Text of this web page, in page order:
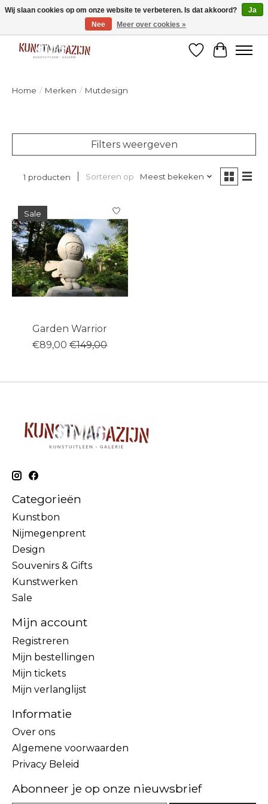
Welkom bij de designshop van Kunstmagazijn Nijmegen!
Verlanglijst
Home / Merken / Mutdesign
Filters weergeven
1 producten Sorteren op Meest bekeken
Sale
Garden Warrior
€89,00 €149,00
Categorieën
Kunstbon
Nijmegenprent
Design
Souvenirs & Gifts
Kunstwerken
Sale
Mijn account
Registreren
Mijn bestellingen
Mijn tickets
Mijn verlanglijst
Informatie
Over ons
Algemene voorwaarden
Privacy Beleid
Abonneer je op onze nieuwsbrief
Wij slaan cookies op om onze website te verbeteren. Is dat akkoord?
Ja
Nee
Meer over cookies »